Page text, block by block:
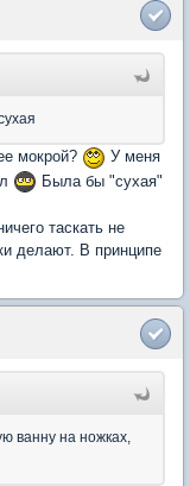
мокрой?
У меня
Была бы "сухая"
таскать не
делают. В принципе
ванну на ножках,